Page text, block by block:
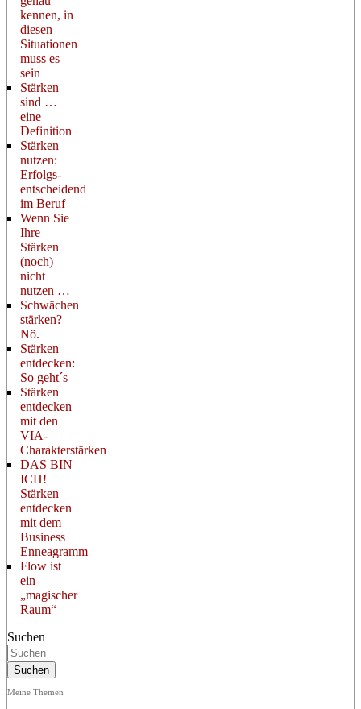
kennen, in
diesen
Situationen
muss es
sein
Stärken
sind …
eine
Definition
Stärken
nutzen:
Erfolgs-
entscheidend
im Beruf
Wenn Sie
Ihre
Stärken
(noch)
nicht
nutzen …
Schwächen
stärken?
Nö.
Stärken
entdecken:
So geht´s
Stärken
entdecken
mit den
VIA-
Charakterstärken
DAS BIN
ICH!
Stärken
entdecken
mit dem
Business
Enneagramm
Flow ist
ein
„magischer
Raum“
Suchen
Meine Themen